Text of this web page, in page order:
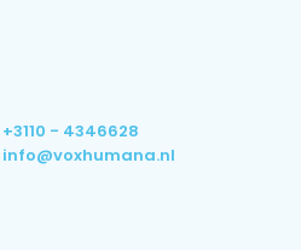
+3110 - 4346628
info@voxhumana.nl